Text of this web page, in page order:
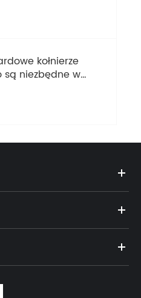
kołnierze
są niezbędne w